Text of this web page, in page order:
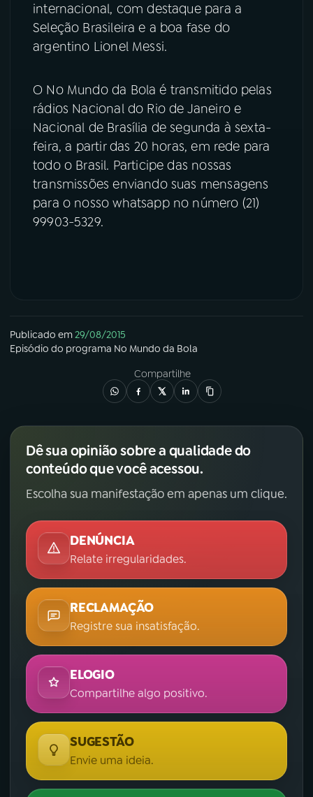
08FESTIVAL DE MÚSICA
ACOMPANHE A RÁDIO NACIONAL
YouTube Facebook
TikTok
internacional, com destaque para a
Seleção Brasileira e a boa fase do
argentino Lionel Messi.
O No Mundo da Bola é transmitido pelas
rádios Nacional do Rio de Janeiro e
Nacional de Brasília de segunda à sexta-
feira, a partir das 20 horas, em rede para
todo o Brasil. Participe das nossas
transmissões enviando suas mensagens
para o nosso whatsapp no número (21)
99903-5329.
Publicado em29/08/2015
Episódio do programa No Mundo da Bola
Compartilhe
Dê sua opinião sobre a qualidade do
conteúdo que você acessou.
Escolha sua manifestação em apenas um clique.
DENÚNCIA
Relate irregularidades.
RECLAMAÇÃO
Registre sua insatisfação.
ELOGIO
Compartilhe algo positivo.
SUGESTÃO
Envie uma ideia.